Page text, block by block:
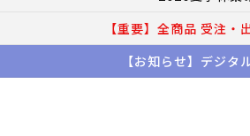
【重要】全商品 受注・
【お知らせ】デジタ